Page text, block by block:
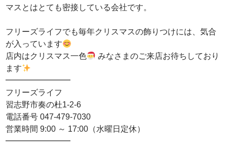
マスとはとても密接している会社です。
フリーズライフでも毎年クリスマスの飾りつけには、気合
が入っています
店内はクリスマス一色
みなさまのご来店お待ちしており
ます
━━━━━━━━
フリーズライフ
習志野市奏の杜1-2-6
電話番号 047-479-7030
営業時間 9:00 ～ 17:00（水曜日定休）
━━━━━━━━